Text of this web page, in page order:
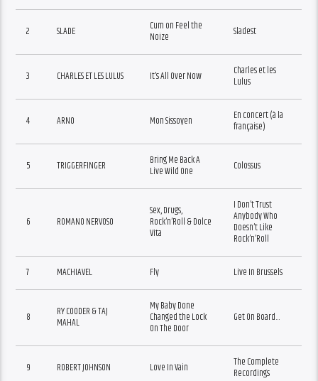
2 SLADE
Cum on Feel the
Noize
Sladest
3 CHARLES ET LES LULUS It’s All Over Now
Charles et les
Lulus
4 ARNO Mon Sissoyen
En concert (à la
française)
5 TRIGGERFINGER
Bring Me Back A
Live Wild One
Colossus
6 ROMANO NERVOSO
Sex, Drugs,
Rock’n’Roll & Dolce
Vita
I Don’t Trust
Anybody Who
Doesn’t Like
Rock’n’Roll
7 MACHIAVEL Fly Live In Brussels
8
RY COODER & TAJ
MAHAL
My Baby Done
Changed the Lock
On The Door
Get On Board…
9 ROBERT JOHNSON Love In Vain
The Complete
Recordings